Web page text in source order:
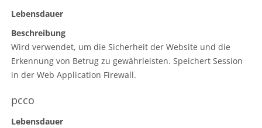
Lebensdauer
Beschreibung
Wird verwendet, um die Sicherheit der Website und die
Erkennung von Betrug zu gewährleisten. Speichert Session
in der Web Application Firewall.​
pcco
Lebensdauer